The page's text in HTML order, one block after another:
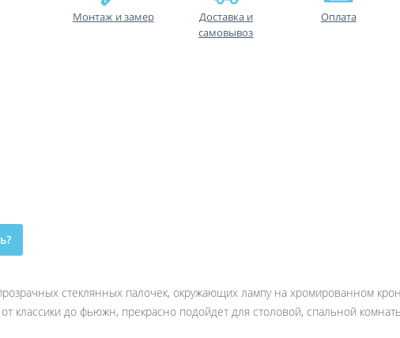
Монтаж и замер
Доставка и
самовывоз
Оплата
стеклянных палочек, окружающих лампу на хромированном
классики до фьюжн, прекрасно подойдет для столовой, спальной